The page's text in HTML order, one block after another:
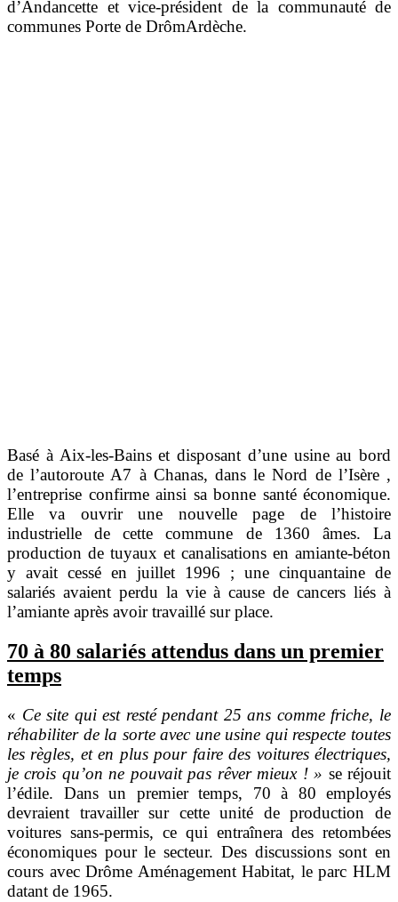
d’Andancette et vice-président de la communauté de
communes Porte de DrômArdèche.
Basé à Aix-les-Bains et disposant d’une usine au bord
de l’autoroute A7 à Chanas, dans le Nord de l’Isère ,
l’entreprise confirme ainsi sa bonne santé économique.
Elle va ouvrir une nouvelle page de l’histoire
industrielle de cette commune de 1360 âmes. La
production de tuyaux et canalisations en amiante-béton
y avait cessé en juillet 1996 ; une cinquantaine de
salariés avaient perdu la vie à cause de cancers liés à
l’amiante après avoir travaillé sur place.
70 à 80 salariés attendus dans un premier
temps
« Ce site qui est resté pendant 25 ans comme friche, le
réhabiliter de la sorte avec une usine qui respecte toutes
les règles, et en plus pour faire des voitures électriques,
je crois qu’on ne pouvait pas rêver mieux ! » se réjouit
l’édile. Dans un premier temps, 70 à 80 employés
devraient travailler sur cette unité de production de
voitures sans-permis, ce qui entraînera des retombées
économiques pour le secteur. Des discussions sont en
cours avec Drôme Aménagement Habitat, le parc HLM
datant de 1965.